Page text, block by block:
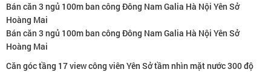
Bán căn 3 ngủ 100m ban công Đông Nam Galia Hà Nội Yên Sở
Hoàng Mai
Bán căn 3 ngủ 100m ban công Đông Nam Galia Hà Nội Yên Sở
Hoàng Mai
Căn góc tầng 17 view công viên Yên Sở tầm nhìn mặt nước 300 độ